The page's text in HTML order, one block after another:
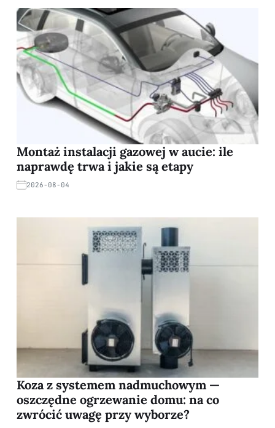
Montaż instalacji gazowej w aucie: ile
naprawdę trwa i jakie są etapy
2026-08-04
Koza z systemem nadmuchowym —
oszczędne ogrzewanie domu: na co
zwrócić uwagę przy wyborze?